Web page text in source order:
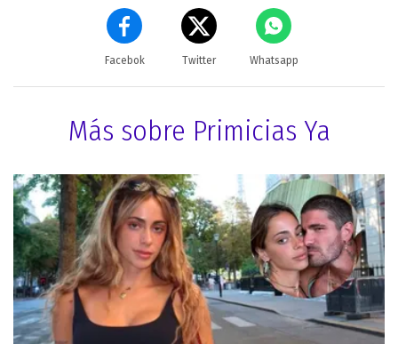
Facebok Twitter Whatsapp
Más sobre Primicias Ya